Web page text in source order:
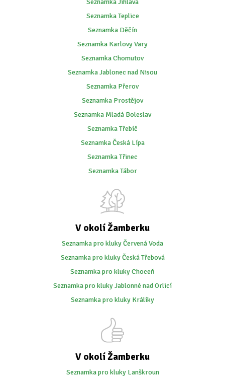
Seznamka Jihlava
Seznamka Teplice
Seznamka Děčín
Seznamka Karlovy Vary
Seznamka Chomutov
Seznamka Jablonec nad Nisou
Seznamka Přerov
Seznamka Prostějov
Seznamka Mladá Boleslav
Seznamka Třebíč
Seznamka Česká Lípa
Seznamka Třinec
Seznamka Tábor
V okolí Žamberku
Seznamka pro kluky Červená Voda
Seznamka pro kluky Česká Třebová
Seznamka pro kluky Choceň
Seznamka pro kluky Jablonné nad Orlicí
Seznamka pro kluky Králíky
V okolí Žamberku
Seznamka pro kluky Lanškroun